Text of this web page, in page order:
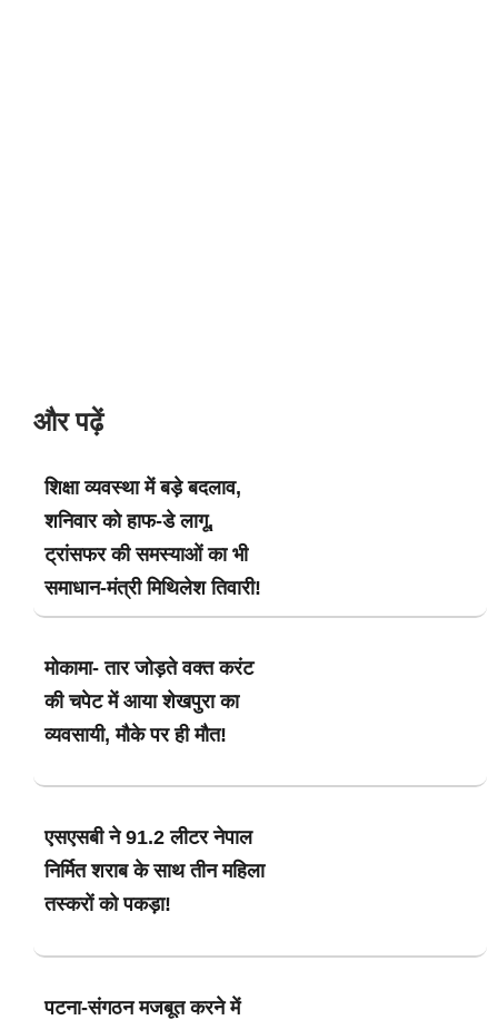
और पढ़ें
शिक्षा व्यवस्था में बड़े बदलाव,
शनिवार को हाफ-डे लागू,
ट्रांसफर की समस्याओं का भी
समाधान-मंत्री मिथिलेश तिवारी!
मोकामा- तार जोड़ते वक्त करंट
की चपेट में आया शेखपुरा का
व्यवसायी, मौके पर ही मौत!
एसएसबी ने 91.2 लीटर नेपाल
निर्मित शराब के साथ तीन महिला
तस्करों को पकड़ा!
पटना-संगठन मजबूत करने में